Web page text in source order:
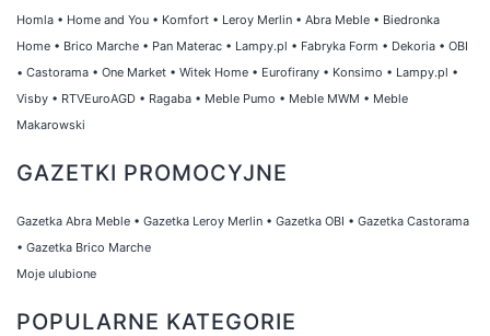
Homla • Home and You • Komfort • Leroy Merlin • Abra Meble • Biedronka
Home • Brico Marche • Pan Materac • Lampy.pl • Fabryka Form • Dekoria • OBI
• Castorama • One Market • Witek Home • Eurofirany • Konsimo • Lampy.pl •
Visby • RTVEuroAGD • Ragaba • Meble Pumo • Meble MWM • Meble
Makarowski
GAZETKI PROMOCYJNE
Gazetka Abra Meble • Gazetka Leroy Merlin • Gazetka OBI • Gazetka Castorama
• Gazetka Brico Marche
Moje ulubione
POPULARNE KATEGORIE